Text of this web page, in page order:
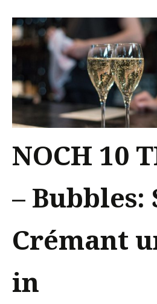
NOCH 10
– Bubbles:
Crémant
in